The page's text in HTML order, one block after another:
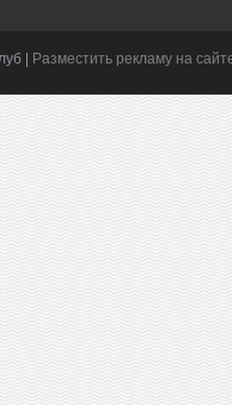
| Разместить рекламу на